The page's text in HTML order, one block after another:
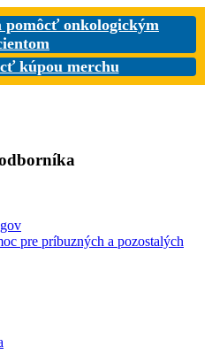
pomôcť onkologickým
kúpou merchu
pre príbuzných a pozostalých